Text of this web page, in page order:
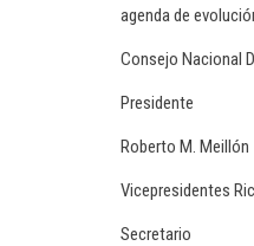
agenda de
Consejo Nacional
Presidente
Roberto M. Meillón
Vicepresidentes
Secretario